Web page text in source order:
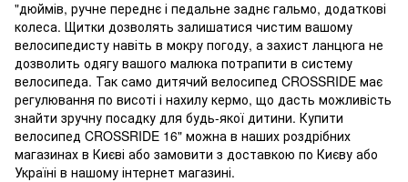
"дюймів, ручне переднє і педальне заднє гальмо, додаткові
колеса. Щитки дозволять залишатися чистим вашому
велосипедисту навіть в мокру погоду, а захист ланцюга не
дозволить одягу вашого малюка потрапити в систему
велосипеда. Так само дитячий велосипед CROSSRIDE має
регулювання по висоті і нахилу кермо, що дасть можливість
знайти зручну посадку для будь-якої дитини. Купити
велосипед CROSSRIDE 16" можна в наших роздрібних
магазинах в Києві або замовити з доставкою по Києву або
Україні в нашому інтернет магазині.